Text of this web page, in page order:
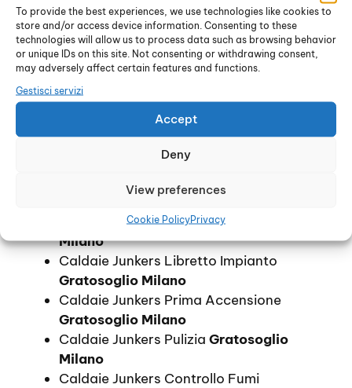
To provide the best experiences, we use technologies like cookies to
store and/or access device information. Consenting to these
technologies will allow us to process data such as browsing behavior
or unique IDs on this site. Not consenting or withdrawing consent,
may adversely affect certain features and functions.
Gestisci servizi
Accept
Deny
View preferences
Cookie PolicyPrivacy
Gratosoglio Milano
Prezzo Caldaie Junkers Bollino Blu
Gratosoglio Milano
Prezzo Caldaie Junkers Libretto Impianto
Gratosoglio Milano
Prezzo Caldaie Junkers Prima Accensione
Gratosoglio Milano
Prezzo Caldaie Junkers Pulizia
Gratosoglio Milano
Prezzo Caldaie Junkers Controllo Fumi
Gratosoglio Milano
Caldaie Junkers Bollino Blu
Milano
Caldaie Junkers Libretto Impianto
Gratosoglio Milano
Caldaie Junkers Prima Accensione
Gratosoglio Milano
Caldaie Junkers Pulizia Gratosoglio
Milano
Caldaie Junkers Controllo Fumi